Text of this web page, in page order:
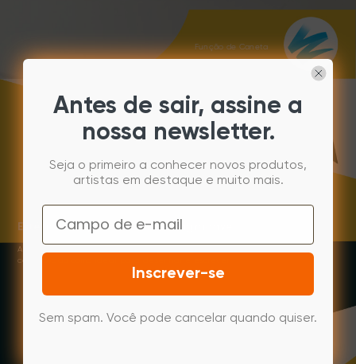
Função de Caneta
Estética e ergonomicamente agradável.
A caneta XPPen P03S usa um design triangular cientificamente
comprovado como ideal para desenhar e escrever.
Antes de sair, assine a
nossa newsletter.
Seja o primeiro a conhecer novos produtos,
artistas em destaque e muito mais.
Email
Inscrever-se
Sem spam. Você pode cancelar quando quiser.